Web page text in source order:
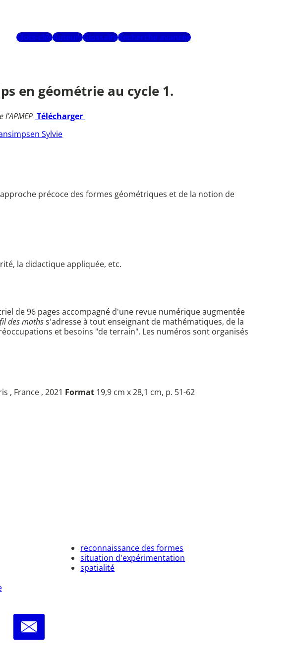
Mots-clésAuteursGlossaireRecherche avancée
en géométrie au cycle 1.
l'APMEP Télécharger
Sylvie
précoce des formes géométriques et de la notion de
la didactique appliquée, etc.
de 96 pages accompagné d'une revue numérique augmentée
des mathss'adresse à tout enseignant de mathématiques, de la
et besoins "de terrain". Les numéros sont organisés
, France , 2021 Format 19,9 cm x 28,1 cm, p. 51-62
reconnaissance des formes
situation d'expérimentation
spatialité